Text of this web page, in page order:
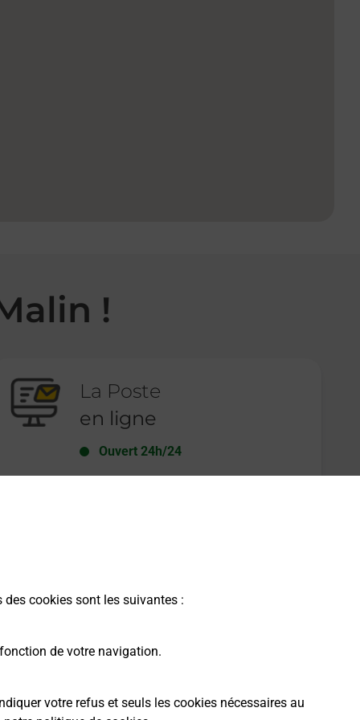
cookies sont les suivantes :
de votre navigation.
votre refus et seuls les cookies nécessaires au
!
La Poste
en ligne
Ouvert 24h/24